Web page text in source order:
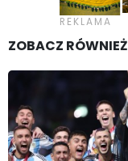
ZOBACZ RÓWNIEŻ